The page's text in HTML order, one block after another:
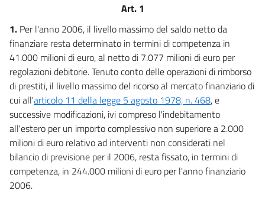
Art. 1
1. Per l'anno 2006, il livello massimo del saldo netto da
finanziare resta determinato in termini di competenza in
41.000 milioni di euro, al netto di 7.077 milioni di euro per
regolazioni debitorie. Tenuto conto delle operazioni di rimborso
di prestiti, il livello massimo del ricorso al mercato finanziario di
cui all'articolo 11 della legge 5 agosto 1978, n. 468, e
successive modificazioni, ivi compreso l'indebitamento
all'estero per un importo complessivo non superiore a 2.000
milioni di euro relativo ad interventi non considerati nel
bilancio di previsione per il 2006, resta fissato, in termini di
competenza, in 244.000 milioni di euro per l'anno finanziario
2006.